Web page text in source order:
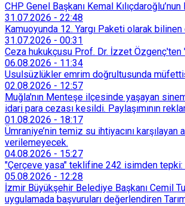
CHP Genel Başkanı Kemal
31.07.2026 - 22:48
Kamuoyunda 12. Yargı Paketi olarak
31.07.2026 - 00:31
Ceza hukukçusu Prof. Dr. İzzet Özgenç'ten
06.08.2026 - 11:34
Usulsüzlükler emrim doğrultusunda
02.08.2026 - 12:57
Muğla'nın Menteşe ilçesinde yaşayan
idari para cezası kesildi. Paylaşımının
01.08.2026 - 18:17
Ümraniye’nin temiz su ihtiyacını
verilemeyecek.
04.08.2026 - 15:27
"Çerçeve yasa" teklifine 242 isimden tepki:
05.08.2026 - 12:28
İzmir Büyükşehir Belediye Başkanı Cemil
uygulamada başvuruları değerlendiren